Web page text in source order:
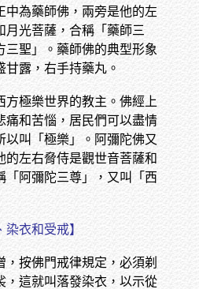
中為藥師佛，兩旁是他的左
月光菩薩，合稱「藥師三
三聖」。藥師佛的典型形象
甘露，右手持藥丸。
方極樂世界的教主。佛經上
痛和苦惱，居民們可以盡情
以叫「極樂」。阿彌陀佛又
的左右脅侍是觀世音菩薩和
「阿彌陀三尊」，又叫「西
染衣和受戒】
，按佛門戒律規定，必須剃
，這就叫落發染衣，以示從